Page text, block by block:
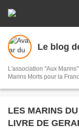
L'association "Aux Marins" assure le rayonnement du
Marins Morts pour la
LES MARINS DU
LIVRE DE